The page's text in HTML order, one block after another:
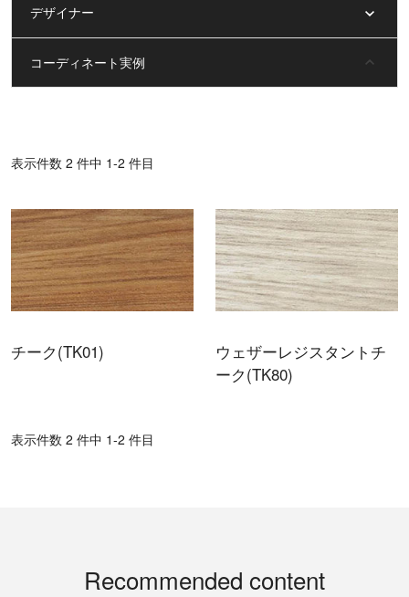
デザイナー
コーディネート実例
表⽰件数 2 件中 1-2 件目
チーク(TK01)
ウェザーレジスタントチ
ーク(TK80)
表⽰件数 2 件中 1-2 件目
Recommended content